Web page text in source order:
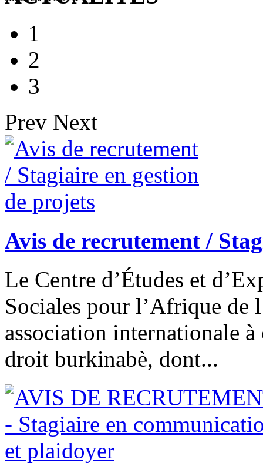
1
2
3
Prev Next
Avis de recrutement /
Le Centre d’Études et
Sociales pour l’Afrique de
association internationale
droit burkinabè, dont...